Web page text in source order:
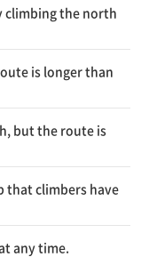
climbing the north
is longer than
but the route is
that climbers have
any time.